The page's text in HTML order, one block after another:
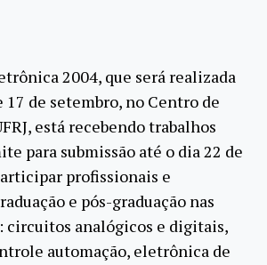
2004, que será realizada
17 de setembro, no Centro de
está recebendo trabalhos
para submissão até o dia 22 de
profissionais e
e pós-graduação nas
circuitos analógicos e digitais,
automação, eletrônica de